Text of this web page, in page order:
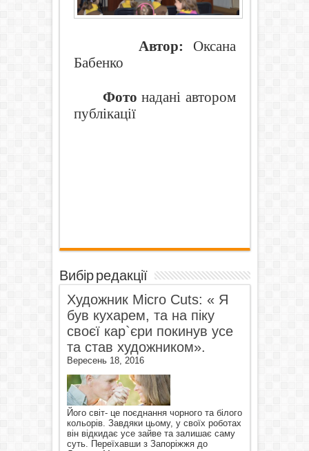
Автор: Оксана
Бабенко
Фото надані автором
публікації
Вибір редакції
Художник Micro Cuts: « Я
був кухарем, та на піку
своєї кар`єри покинув усе
та став художником».
Вересень 18, 2016
Його світ- це поєднання чорного та білого
кольорів. Завдяки цьому, у своїх роботах
він відкидає усе зайве та залишає саму
суть. Переїхавши з Запоріжжя до